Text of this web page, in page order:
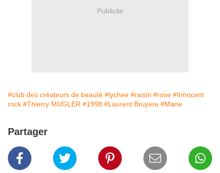
Publicité
#club des créateurs de beauté #lychee #raisin #rose #Innocent
rock #Thierry MUGLER #1998 #Laurent Bruyere #Mane
Partager